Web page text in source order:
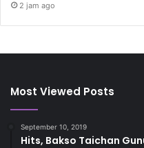
2 jam ago
Most Viewed Posts
September 10, 2019
Hits, Bakso Taichan